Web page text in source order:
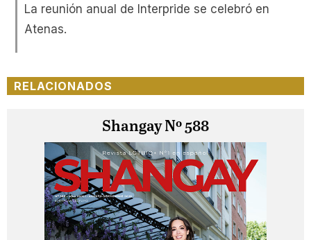
La reunión anual de Interpride se celebró en
Atenas.
RELACIONADOS
Shangay Nº 588